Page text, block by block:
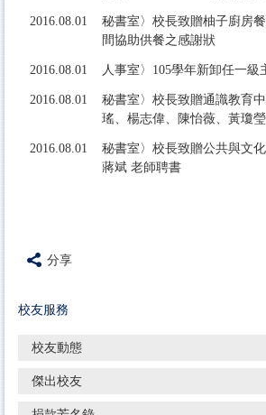
2016.08.01
秘書室〉校長致贈柚子廚房
間協助供餐之感謝狀
2016.08.01 人事室〉105學年新卸任一級
2016.08.01
秘書室〉校長致贈通識教育
瑤、楊志偉、陳怡薇、黃瓊
2016.08.01
秘書室〉校長致贈公共與文
蔣斌 老師聘書
分享
校友服務
校友動態
傑出校友